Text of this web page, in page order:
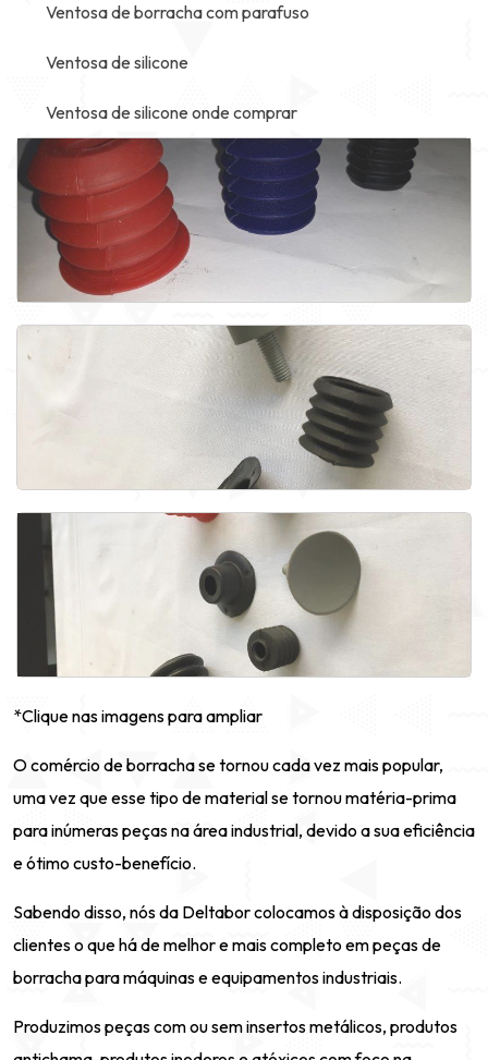
Ventosa de borracha com parafuso
Ventosa de silicone
Ventosa de silicone onde comprar
*Clique nas imagens para ampliar
O comércio de borracha se tornou cada vez mais popular,
uma vez que esse tipo de material se tornou matéria-prima
para inúmeras peças na área industrial, devido a sua eficiência
e ótimo custo-benefício.
Sabendo disso, nós da Deltabor colocamos à disposição dos
clientes o que há de melhor e mais completo em peças de
borracha para máquinas e equipamentos industriais.
Produzimos peças com ou sem insertos metálicos, produtos